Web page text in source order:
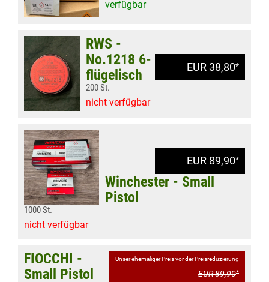
verfügbar
EUR 38,80*
RWS -
No.1218 6-
flügelisch
200 St.
nicht verfügbar
EUR 89,90*
Winchester - Small
Pistol
1000 St.
nicht verfügbar
Unser ehemaliger Preis vor der Preisreduzierung
EUR 89,90*
FIOCCHI -
Small Pistol